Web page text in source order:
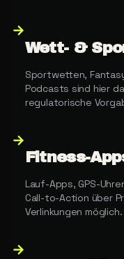
→
Wett- &
Sportwetten,
Podcasts sind hier
regulatorische
→
Fitness-
Lauf-Apps, GPS-
Call-to-Action über
Verlinkungen möglich.
→